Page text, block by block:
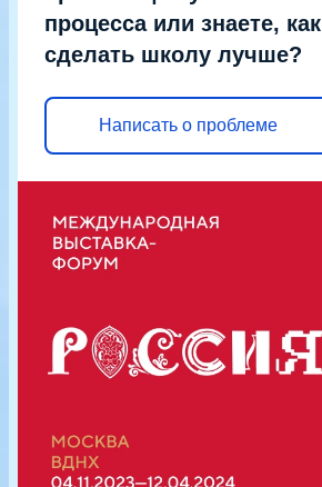
процесса или знаете, как
сделать школу лучше?
Написать о проблеме